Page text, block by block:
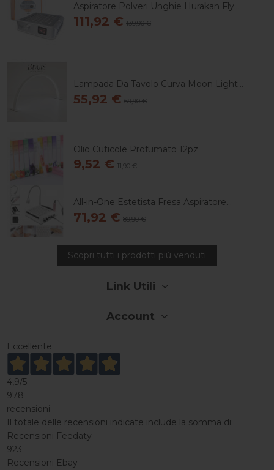
Aspiratore Polveri Unghie Hurakan Fly...
111,92 € 139,90 €
Lampada Da Tavolo Curva Moon Light...
55,92 € 69,90 €
Olio Cuticole Profumato 12pz
9,52 € 11,90 €
All-in-One Estetista Fresa Aspiratore...
71,92 € 89,90 €
Scopri tutti i prodotti più venduti
Link Utili
Account
Eccellente
4,9/5
978
recensioni
Il totale delle recensioni indicate include la somma di:
Recensioni Feedaty
923
Recensioni Ebay